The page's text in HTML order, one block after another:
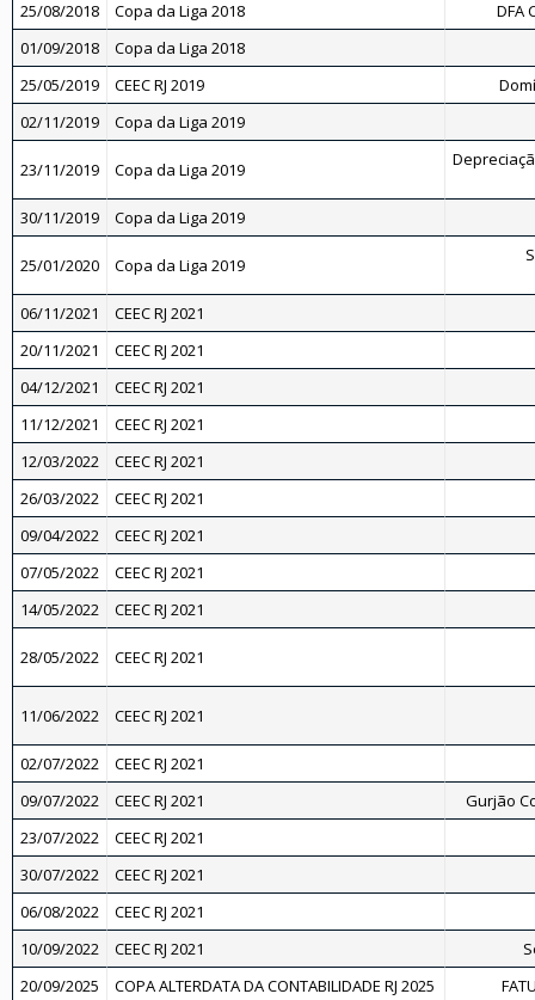
25/08/2018 Copa da Liga 2018
DFA
01/09/2018
Copa da Liga 2018
25/05/2019
CEEC RJ 2019
02/11/2019
Copa da Liga 2019
23/11/2019 Copa da Liga 2019
30/11/2019 Copa da Liga 2019
25/01/2020 Copa da Liga 2019
06/11/2021
CEEC RJ 2021
20/11/2021
CEEC RJ 2021
04/12/2021
CEEC RJ 2021
11/12/2021
CEEC RJ 2021
12/03/2022
CEEC RJ 2021
26/03/2022
CEEC RJ 2021
09/04/2022
CEEC RJ 2021
07/05/2022
CEEC RJ 2021
14/05/2022
CEEC RJ 2021
28/05/2022 CEEC RJ 2021
11/06/2022 CEEC RJ 2021
02/07/2022
CEEC RJ 2021
09/07/2022
CEEC RJ 2021
Gurjão
23/07/2022
CEEC RJ 2021
30/07/2022
CEEC RJ 2021
06/08/2022
CEEC RJ 2021
10/09/2022
CEEC RJ 2021
20/09/2025
COPA ALTERDATA DA CONTABILIDADE RJ 2025